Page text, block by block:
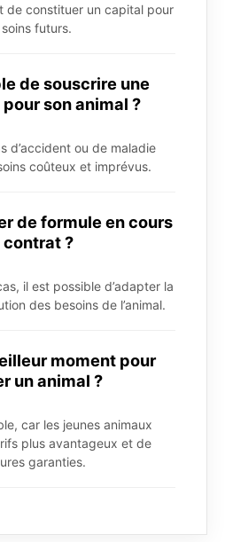
de constituer un capital pour
soins futurs.
de souscrire une
son animal ?
d’accident ou de maladie
coûteux et imprévus.
de formule en cours
contrat ?
il est possible d’adapter la
des besoins de l’animal.
moment pour
un animal ?
car les jeunes animaux
plus avantageux et de
garanties.